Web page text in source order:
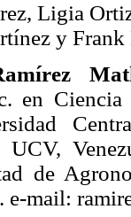
Ligia
y Frank
en Ciencia
UCV,
de
e-mail: